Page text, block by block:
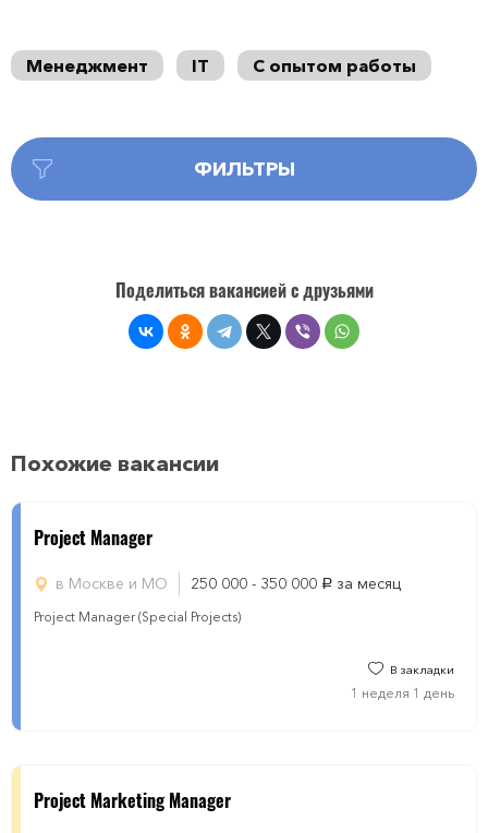
Менеджмент IT С опытом работы
ФИЛЬТРЫ
Поделиться вакансией с друзьями
Похожие вакансии
Project Manager
в Москве и МО 250 000 - 350 000 руб. за месяц
Project Manager (Special Projects)
В закладки
1 неделя 1 день
Project Marketing Manager